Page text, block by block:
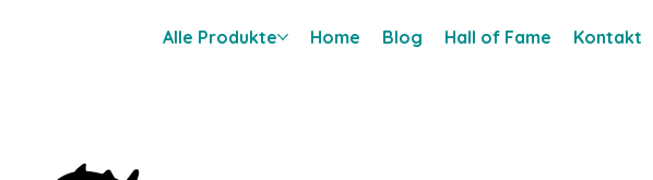
Alle Produkte Home Blog Hall of Fame Kontakt